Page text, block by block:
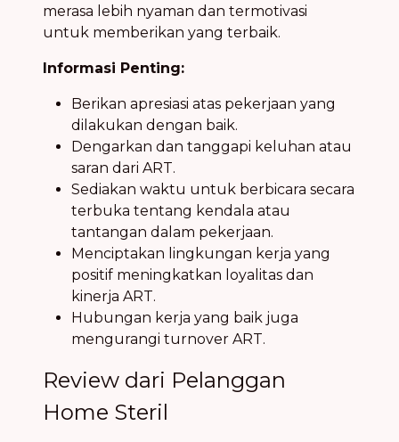
merasa lebih nyaman dan termotivasi
untuk memberikan yang terbaik.
Informasi Penting:
Berikan apresiasi atas pekerjaan yang
dilakukan dengan baik.
Dengarkan dan tanggapi keluhan atau
saran dari ART.
Sediakan waktu untuk berbicara secara
terbuka tentang kendala atau
tantangan dalam pekerjaan.
Menciptakan lingkungan kerja yang
positif meningkatkan loyalitas dan
kinerja ART.
Hubungan kerja yang baik juga
mengurangi turnover ART.
Review dari Pelanggan
Home Steril